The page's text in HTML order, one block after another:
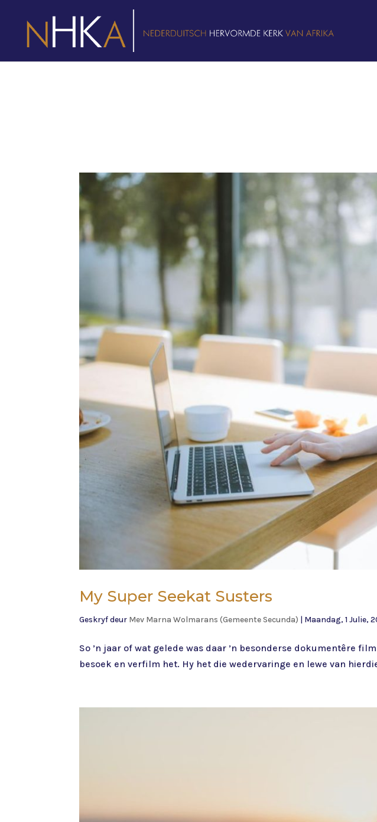
My Super Seekat Susters
Geskryf deur Mev Marna Wolmarans (Gemeente Secunda) | Maandag, 1 Julie,
So ’n jaar of wat gelede was daar ’n besonderse dokumentêre
besoek en verfilm het. Hy het die wedervaringe en lewe van